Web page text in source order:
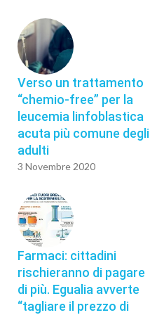
Verso un trattamento
“chemio-free” per la
leucemia linfoblastica
acuta più comune degli
adulti
3 Novembre 2020
Farmaci: cittadini
rischieranno di pagare
di più. Egualia avverte
“tagliare il prezzo di